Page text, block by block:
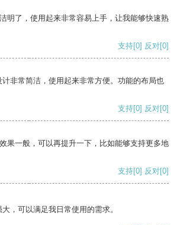
明了，使用起来非常容易上手，让我能够快速熟
支持[0] 反对[0]
非常简洁，使用起来非常方便。功能的布局也
支持[0] 反对[0]
果一般，可以再提升一下，比如能够支持更多地
支持[0] 反对[0]
，可以满足我日常使用的需求。